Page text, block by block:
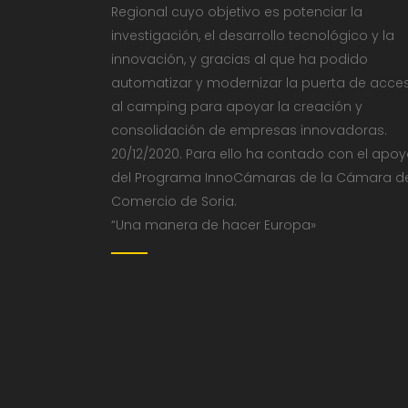
Regional cuyo objetivo es potenciar la
investigación, el desarrollo tecnológico y la
innovación, y gracias al que ha podido
automatizar y modernizar la puerta de
al camping para apoyar la creación y
consolidación de empresas innovadoras.
20/12/2020. Para ello ha contado con el
del Programa InnoCámaras de la Cámara
Comercio de Soria.
“Una manera de hacer Europa»